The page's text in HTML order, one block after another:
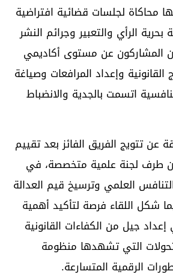
محاكاة لجلسات قضائية افتراضية
الرأي والتعبير وجرائم النشر
المشاركون عن مستوى أكاديمي
وإعداد المرافعات وصياغة
اتسمت بالجدية والانضباط
عن تتويج الفريق الفائز بعد تقييم
طرف لجنة علمية متخصصة، في
العلمي وترسيخ قيم العدالة
شكل اللقاء فرصة لتأكيد أهمية
جيل من الكفاءات القانونية
التي تشهدها منظومة
الرقمية المتسارعة.